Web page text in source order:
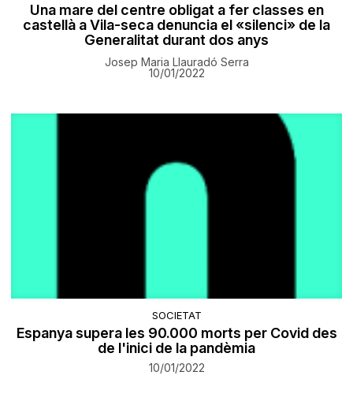
Una mare del centre obligat a fer classes en
castellà a Vila-seca denuncia el «silenci» de la
Generalitat durant dos anys
Josep Maria Llauradó Serra
10/01/2022
SOCIETAT
Espanya supera les 90.000 morts per Covid des
de l'inici de la pandèmia
10/01/2022